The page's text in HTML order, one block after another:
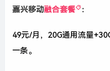
嘉兴移动融合套餐 ：
49元/月，20G通用流量
一条。